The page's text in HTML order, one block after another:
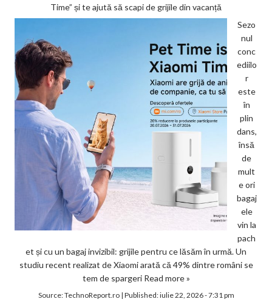
Time” și te ajută să scapi de grijile din vacanță
Sezo
nul
conc
ediilo
r
este
în
plin
dans,
însă
de
mult
e ori
bagaj
ele
vin la
pach
et și cu un bagaj invizibil: grijile pentru ce lăsăm în urmă. Un
studiu recent realizat de Xiaomi arată că 49% dintre români se
tem de spargeri Read more »
Source:TechnoReport.ro| Published:iulie 22, 2026 - 7:31 pm